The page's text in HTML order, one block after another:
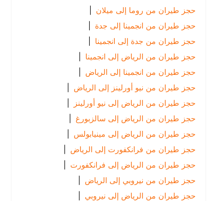
حجز طيران من روما إلى ميلان |
حجز طيران من انجمينا إلى جدة
حجز طيران من جدة إلى انجمينا |
حجز طيران من الرياض إلى انجمينا |
حجز طيران من انجمينا إلى الرياض
|
حجز طيران من نيو أورلينز إلى الرياض
|
حجز طيران من الرياض إلى نيو أورلينز |
حجز طيران من الرياض إلى سالزبورغ |
حجز طيران من الرياض إلى مينيابولس |
حجز طيران من فرانكفورت إلى الرياض
|
حجز طيران من الرياض إلى فرانكفورت |
حجز طيران من نيروبي إلى الرياض
|
حجز طيران من الرياض إلى نيروبي |